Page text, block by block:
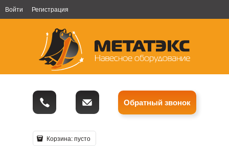
Войти Регистрация
Обратный звонок
Корзина:пусто